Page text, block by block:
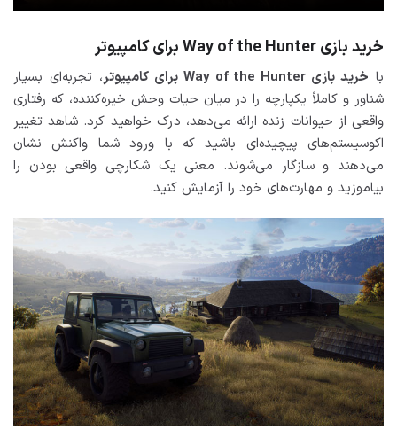
خرید بازی Way of the Hunter برای کامپیوتر
با خرید بازی Way of the Hunter برای کامپیوتر
، تجربه‌ای بسیار
شناور و کاملاً یکپارچه را در میان حیات وحش خیره‌کننده، که رفتاری
واقعی از حیوانات زنده ارائه می‌دهد، درک خواهید کرد. شاهد تغییر
اکوسیستم‌های پیچیده‌ای باشید که با ورود شما واکنش نشان
می‌دهند و سازگار می‌شوند. معنی یک شکارچی واقعی بودن را
بیاموزید و مهارت‌های خود را آزمایش کنید.